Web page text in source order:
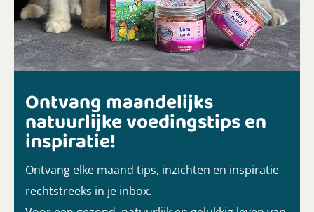
Ontvang maandelijks
natuurlijke voedingstips en
inspiratie!
Ontvang elke maand tips, inzichten en inspiratie
rechtstreeks in je inbox.